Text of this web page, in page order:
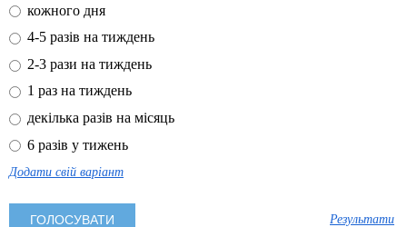
кожного дня
4-5 разів на тиждень
2-3 рази на тиждень
1 раз на тиждень
декілька разів на місяць
6 разів у тижень
Додати свій варіант
Результати